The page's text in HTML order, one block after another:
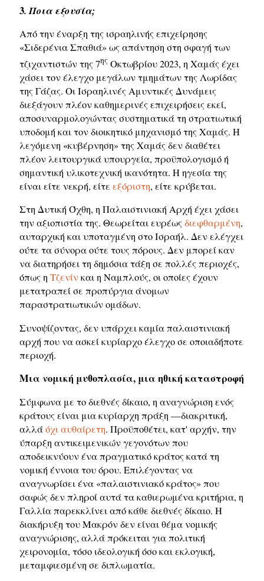
3. Ποια εξουσία;
Από την έναρξη της ισραηλινής επιχείρησης
«Σιδερένια Σπαθιά» ως απάντηση στη σφαγή των
τζιχαντιστών της 7ης Οκτωβρίου 2023, η Χαμάς έχει
χάσει τον έλεγχο μεγάλων τμημάτων της Λωρίδας
της Γάζας. Οι Ισραηλινές Αμυντικές Δυνάμεις
διεξάγουν πλέον καθημερινές επιχειρήσεις εκεί,
αποσυναρμολογώντας συστηματικά τη στρατιωτική
υποδομή και τον διοικητικό μηχανισμό της Χαμάς. Η
λεγόμενη «κυβέρνηση» της Χαμάς δεν διαθέτει
πλέον λειτουργικά υπουργεία, προϋπολογισμό ή
σημαντική υλικοτεχνική ικανότητα. Η ηγεσία της
είναι είτε νεκρή, είτε εξόριστη, είτε κρύβεται.
Στη Δυτική Όχθη, η Παλαιστινιακή Αρχή έχει χάσει
την αξιοπιστία της. Θεωρείται ευρέωςδιεφθαρμένη,
αυταρχική και υποταγμένη στο Ισραήλ. Δεν ελέγχει
ούτε τα σύνορα ούτε τους πόρους. Δεν μπορεί καν
να διατηρήσει τη δημόσια τάξη σε πολλές περιοχές,
όπως η Τζενίνκαι η Ναμπλούς, οι οποίες έχουν
μετατραπεί σε προπύργια άνομων
παραστρατιωτικών ομάδων.
Συνοψίζοντας, δεν υπάρχει καμία παλαιστινιακή
αρχή που να ασκεί κυρίαρχο έλεγχο σε οποιαδήποτε
περιοχή.
Μια νομική μυθοπλασία, μια ηθική καταστροφή
Σύμφωνα με το διεθνές δίκαιο, η αναγνώριση ενός
κράτους είναι μια κυρίαρχη πράξη —διακριτική,
αλλάόχι αυθαίρετη. Προϋποθέτει, κατ' αρχήν, την
ύπαρξη αντικειμενικών γεγονότων που
αποδεικνύουν ένα πραγματικό κράτος κατά τη
νομική έννοια του όρου. Επιλέγοντας να
αναγνωρίσει ένα «παλαιστινιακό κράτος» που
σαφώς δεν πληροί αυτά τα καθιερωμένα κριτήρια, η
Γαλλία παρεκκλίνει από κάθε διεθνές δίκαιο. Η
διακήρυξη του Μακρόν δεν είναι θέμα νομικής
αναγνώρισης, αλλά πρόκειται για πολιτική
χειρονομία, τόσο ιδεολογική όσο και εκλογική,
μεταμφιεσμένη σε διπλωματία.